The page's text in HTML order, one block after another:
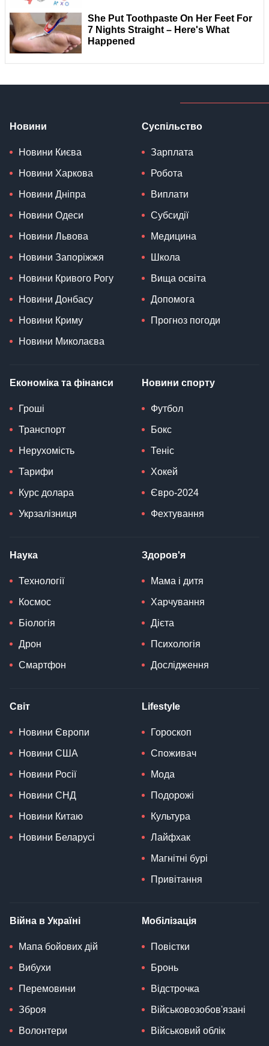
Новини
Новини Києва
Новини Харкова
Новини Дніпра
Новини Одеси
Новини Львова
Новини Запоріжжя
Новини Кривого Рогу
Новини Донбасу
Новини Криму
Новини Миколаєва
Суспільство
Зарплата
Робота
Виплати
Субсидії
Медицина
Школа
Вища освіта
Допомога
Прогноз погоди
Економіка та фінанси
Гроші
Транспорт
Нерухомість
Тарифи
Курс долара
Укрзалізниця
Новини спорту
Футбол
Бокс
Теніс
Хокей
Євро-2024
Фехтування
Наука
Технології
Космос
Біологія
Дрон
Смартфон
Здоров'я
Мама і дитя
Харчування
Дієта
Психологія
Дослідження
Світ
Новини Європи
Новини США
Новини Росії
Новини СНД
Новини Китаю
Новини Беларусі
Lifestyle
Гороскоп
Споживач
Мода
Подорожі
Культура
Лайфхак
Магнітні бурі
Привітання
Війна в Україні
Мапа бойових дій
Вибухи
Перемовини
Зброя
Волонтери
Мобілізація
Повістки
Бронь
Відстрочка
Військовозобов'язані
Військовий облік